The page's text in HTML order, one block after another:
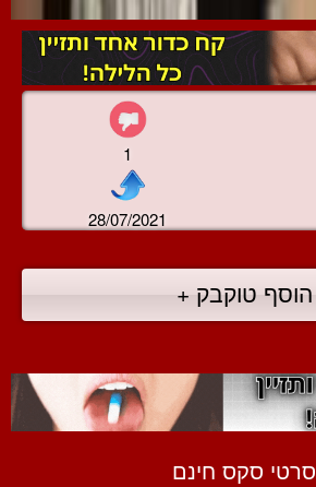
1
28/07/2021
הוסף טוקבק +
סרטי סקס חינם